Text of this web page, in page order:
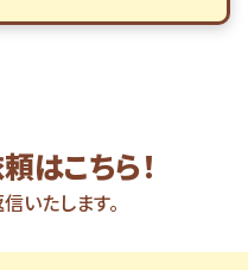
はこちら！
いたします。